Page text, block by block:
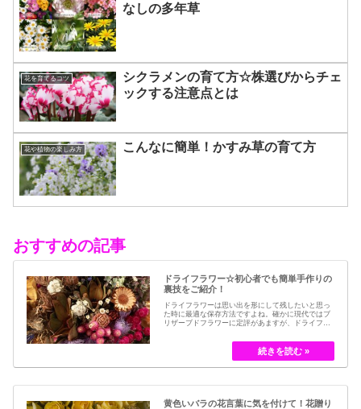
なしの多年草
花を育てるコツ
シクラメンの育て方☆株選びからチェ
ックする注意点とは
花や植物の楽しみ方 こんなに簡単！かすみ草の育て方
おすすめの記事
ドライフラワー☆初心者でも簡単手作りの
裏技をご紹介！
ドライフラワーは思い出を形にして残したいと思っ
た時に最適な保存方法ですよね。確かに現代ではブ
リザーブドフラワーに定評があますが、ドライフラ
とつです。結婚式のブーケなどに使われた花など、
今では押し花のサービスが有名ですが、昔はドライ
フラワーでも保存されてきました。30代以降の…
黄色いバラの花言葉に気を付けて！花贈り